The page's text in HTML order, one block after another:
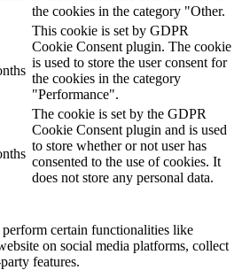
the cookies in the category "Other.
This cookie is set by GDPR
Cookie Consent plugin. The cookie
is used to store the user consent for
the cookies in the category
"Performance".
The cookie is set by the GDPR
Cookie Consent plugin and is used
to store whether or not user has
consented to the use of cookies. It
does not store any personal data.
certain functionalities like
on social media platforms, collect
features.